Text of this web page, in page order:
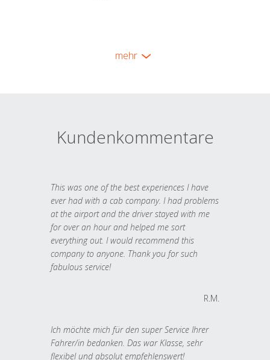
mehr
Kundenkommentare
This was one of the best experiences I have
ever had with a cab company. I had problems
at the airport and the driver stayed with me
for over an hour and helped me sort
everything out. I would recommend this
company to anyone. Thank you for such
fabulous service!
R.M.
Ich möchte mich für den super Service Ihrer
Fahrer/in bedanken. Das war Klasse, sehr
flexibel und absolut empfehlenswert!